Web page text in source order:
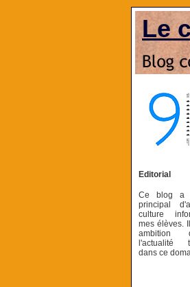
Le
Editorial
Ce blog a
principal
culture
mes élèves.
ambition
l'actualité
dans ce